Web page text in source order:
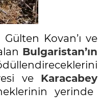
Kovan’ı ve
Bulgaristan’ın
ve Karacabey
yerinde